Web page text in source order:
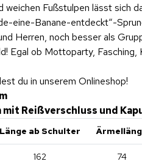
weichen Fußstulpen lässt sich
eine-Banane-entdeckt“-
Herren, noch besser als
Egal ob Mottoparty,
du in unserem Onlineshop!
Reißverschluss und
Länge ab Schulter
162 74